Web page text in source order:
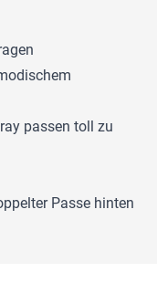
passen toll zu
Passe hinten